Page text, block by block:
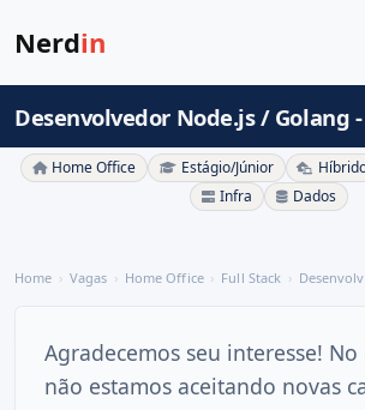
Nerdin
Desenvolvedor Node.js / Golang
Home Office Estágio/Júnior
Infra
Dados
Home Vagas Home Office Full Stack
Agradecemos seu interesse!
não estamos aceitando novas